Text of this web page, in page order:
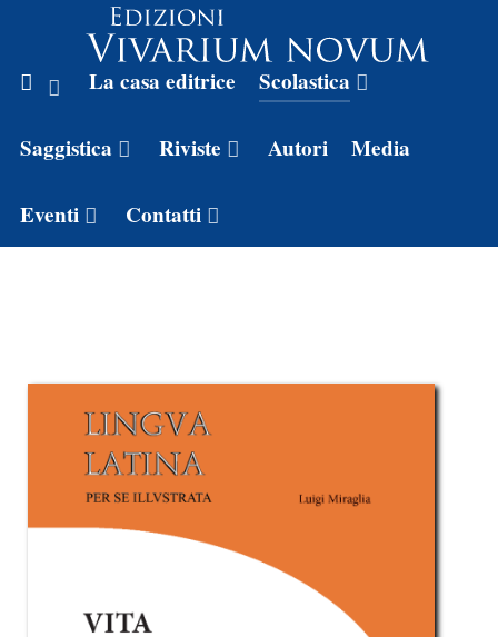
La casa editrice Scolastica
Saggistica Riviste Autori Media
Eventi Contatti